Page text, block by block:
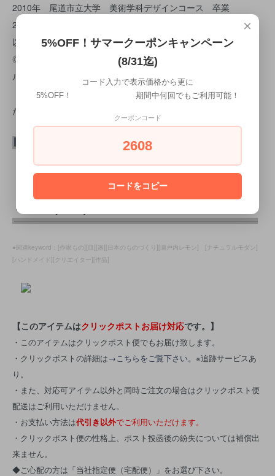
2010年 尾道市立大学 美術学科デザインコース 卒業
2012年 多治見市陶磁器意匠研究所 卒業
以降岐阜県多治見市の自宅兼工房にて制作。
◎出品歴 新宿伊勢丹・銀座三越・ナゴヤドーム やきものワー
ルド
東京ドーム テーブルウェアフェスティバル・陶ISM・
たじみ陶器まつり
・材質：磁器
・生産国：[日本製]
●関連keyword：[作家もの][皿][器][日本のものづくり][瀬戸内レモン] [ナチュラルモダン]
[ハンドメイド][クリエイター][作品]
【このアイテムはクリックポストお届け対応です。】
・このアイテムはクリックポスト便でもお届け致します。
・クリックポストの詳細は→こちらをご覧下さい。 ※追跡サービスあ
り。
・また、対応可アイテム以外と同時ご注文の場合はクリックポスト便
配送はご利用いただけません。
・お支払い方法は代引き以外でご利用いただけます。
・クリックポスト便の性格上、ポスト投函後の紛失については補償出
来ません。
◆ご心配の方は「当社指定便（宅配便）」をお選び下さい。
×
5%OFF！サマークーポンキャンペーン
(8/31迄)
コード入力で表示価格から更に
5%OFF！ 期間中何回でもご利用可能！
クーポンコード
2608
コードをコピー